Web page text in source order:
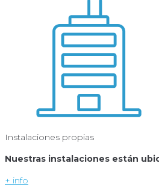
Instalaciones propias
Nuestras instalaciones están
+ info